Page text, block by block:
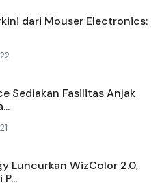
dari Mouser Electronics:
Sediakan Fasilitas Anjak
Luncurkan WizColor 2.0,